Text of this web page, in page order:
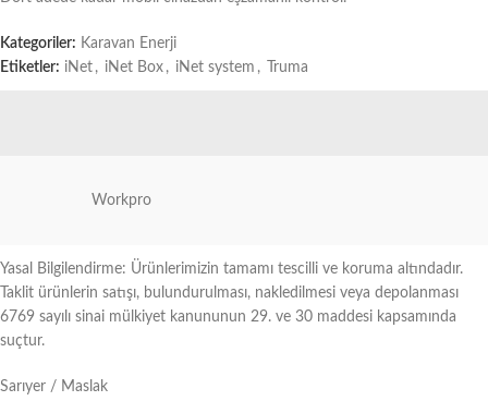
Kategoriler: Karavan Enerji
Etiketler: iNet , iNet Box , iNet system , Truma
Workpro
Yasal Bilgilendirme: Ürünlerimizin tamamı tescilli ve koruma altındadır.
Taklit ürünlerin satışı, bulundurulması, nakledilmesi veya depolanması
6769 sayılı sinai mülkiyet kanununun 29. ve 30 maddesi kapsamında
suçtur.
Sarıyer / Maslak